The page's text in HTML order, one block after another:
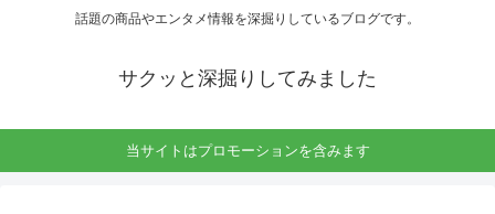
話題の商品やエンタメ情報を深掘りしているブログです。
サクッと深掘りしてみました
当サイトはプロモーションを含みます